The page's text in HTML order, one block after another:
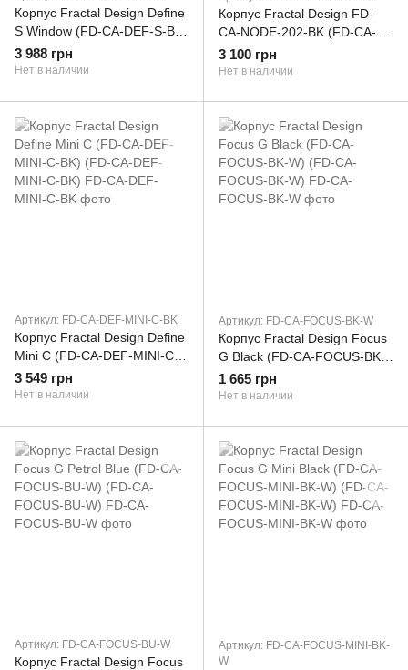
Корпус Fractal Design Define
S Window (FD-CA-DEF-S-BK-
W) (FD-CA-DEF-S-BK-W)
3 988 грн
Нет в наличии
Корпус Fractal Design FD-
CA-NODE-202-BK (FD-CA-
NODE-202-BK)
3 100 грн
Нет в наличии
Артикул: FD-CA-DEF-MINI-C-BK
Корпус Fractal Design Define
Mini C (FD-CA-DEF-MINI-C-
BK) (FD-CA-DEF-MINI-C-BK)
3 549 грн
Нет в наличии
Артикул: FD-CA-FOCUS-BK-W
Корпус Fractal Design Focus
G Black (FD-CA-FOCUS-BK-
W) (FD-CA-FOCUS-BK-W)
1 665 грн
Нет в наличии
Артикул: FD-CA-FOCUS-BU-W
Корпус Fractal Design Focus
Артикул: FD-CA-FOCUS-MINI-BK-
W